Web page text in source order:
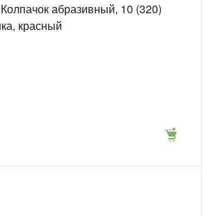
абразивный, 10 (320)
красный